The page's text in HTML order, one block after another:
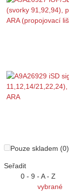
Pouze skladem (0)
Seřadit
0 - 9 - A - Z
vybrané